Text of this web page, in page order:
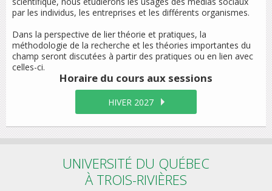
par les individus, les entreprises et les différents organismes.
Dans la perspective de lier théorie et pratiques, la
méthodologie de la recherche et les théories importantes du
champ seront discutées à partir des pratiques ou en lien avec
celles-ci.
Horaire du cours aux sessions
HIVER 2027
UNIVERSITÉ DU QUÉBEC
À TROIS-RIVIÈRES